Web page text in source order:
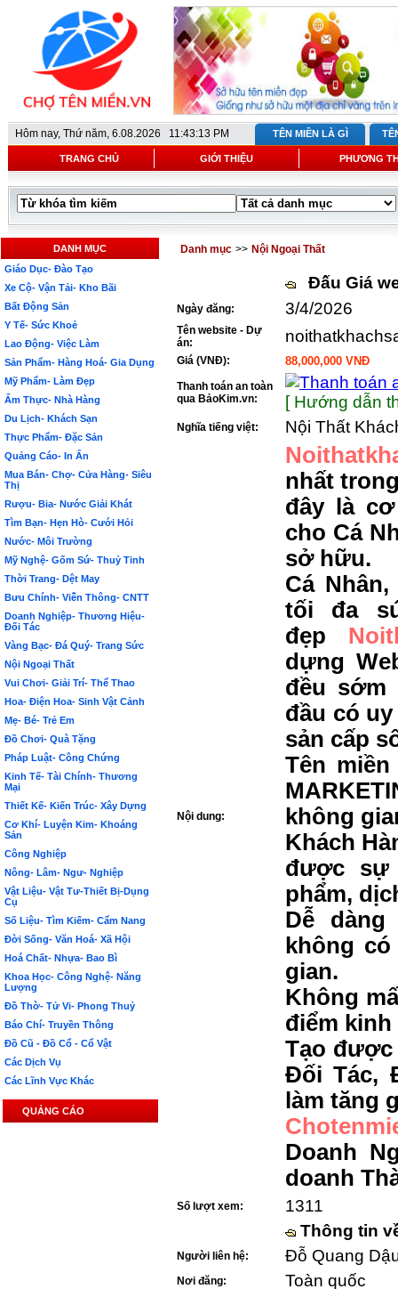
Hôm nay, Thứ năm, 6.08.2026 11:43:13 PM TÊN MIỀN LÀ GÌ
TRANG CHỦ GIỚI THIỆU PHƯƠNG
DANH MỤC
Giáo Dục- Đào Tạo
Xe Cộ- Vận Tải- Kho Bãi
Bất Động Sản
Y Tế- Sức Khoẻ
Lao Động- Việc Làm
Sản Phẩm- Hàng Hoá- Gia Dụng
Mỹ Phẩm- Làm Đẹp
Ẩm Thực- Nhà Hàng
Du Lịch- Khách Sạn
Thực Phẩm- Đặc Sản
Quảng Cáo- In Ấn
Mua Bán- Chợ- Cửa Hàng- Siêu
Thị
Rượu- Bia- Nước Giải Khát
Tìm Bạn- Hẹn Hò- Cưới Hỏi
Nước- Môi Trường
Mỹ Nghệ- Gốm Sứ- Thuỷ Tinh
Thời Trang- Dệt May
Bưu Chính- Viễn Thông- CNTT
Doanh Nghiệp- Thương Hiệu-
Đối Tác
Vàng Bạc- Đá Quý- Trang Sức
Nội Ngoại Thất
Vui Chơi- Giải Trí- Thể Thao
Hoa- Điện Hoa- Sinh Vật Cảnh
Mẹ- Bé- Trẻ Em
Đồ Chơi- Quà Tặng
Pháp Luật- Công Chứng
Kinh Tế- Tài Chính- Thương
Mại
Thiết Kế- Kiến Trúc- Xây Dựng
Cơ Khí- Luyện Kim- Khoáng
Sản
Công Nghiệp
Nông- Lâm- Ngư- Nghiệp
Vật Liệu- Vật Tư-Thiết Bị-Dụng
Cụ
Số Liệu- Tìm Kiếm- Cẩm Nang
Đời Sống- Văn Hoá- Xã Hội
Hoá Chất- Nhựa- Bao Bì
Khoa Học- Công Nghệ- Năng
Lượng
Đồ Thờ- Tử Vi- Phong Thuỷ
Báo Chí- Truyền Thông
Đồ Cũ - Đồ Cổ - Cổ Vật
Các Dịch Vụ
Các Lĩnh Vực Khác
QUẢNG CÁO
Danh mục >> Nội Ngoại Thất
Đấu Giá
Ngày đăng: 3/4/2026
Tên website - Dự
án:
Giá (VNĐ): 88,000,000 VNĐ
Thanh toán an toàn
qua BảoKim.vn:
[ Hướng dẫn
Nghĩa tiếng việt: Nội Thất
Nội dung:
nhất
đây là
cho Cá
sở hữu.
Cá
tối đa
đẹp
dựng
đều sớm
đầu có
sản cấp
Tên
không
Khách
được sự
phẩm,
Dễ
không
gian.
Không
điểm kinh
Tạo được
Đối Tác,
làm tăng
Doanh
doanh
Số lượt xem:
1311
Thông tin
Người liên hệ: Đỗ Quang
Nơi đăng: Toàn quốc